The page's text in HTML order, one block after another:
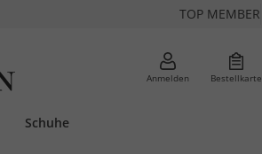
TOP MEMBER
Anmelden Bestellkarte
Schuhe